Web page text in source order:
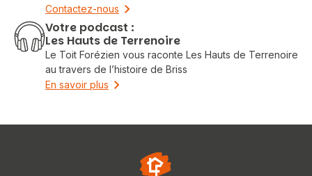
Contactez-nous
Votre podcast :
Les Hauts de Terrenoire
Le Toit Forézien vous raconte Les Hauts de Terrenoire
au travers de l’histoire de Briss
En savoir plus